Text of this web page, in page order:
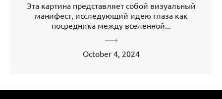
Эта картина представляет собой визуальный
манифест, исследующий идею глаза как
посредника между вселенной...
October 4, 2024